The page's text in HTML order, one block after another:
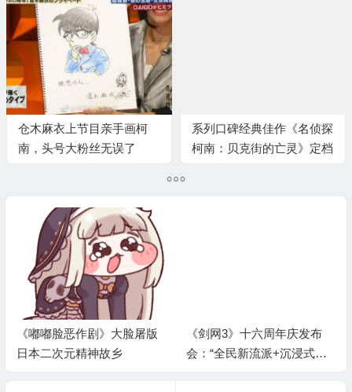
仓木麻衣上节目亲手画柯
南，头号大粉丝无误了
系列口碑经典佳作《名侦探
柯南：贝克街的亡灵》定档
《嘟嘟脸恶作剧》大脸屠版
日本二次元精神故乡
《剑网3》十六周年庆发布
会：“全民新流派+沉浸式剧